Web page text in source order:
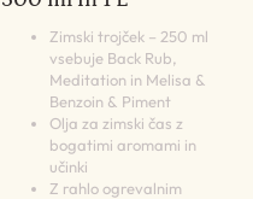
Zimski trojček – 250 ml
vsebuje Back Rub,
Meditation in Melisa &
Benzoin & Piment
Olja za zimski čas z
bogatimi aromami in
učinki
Z rahlo ogrevalnim